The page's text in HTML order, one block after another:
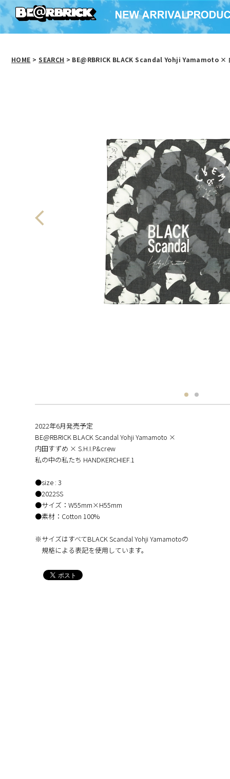
HOME > SEARCH > BE@RBRICK BLACK Scandal Yohji Yamamoto ×
2022年6月発売予定
BE@RBRICK BLACK Scandal Yohji Yamamoto ×
内田すずめ × S.H.I.P&crew
私の中の私たち HANDKERCHIEF.1
●size : 3
●2022SS
●サイズ：W55mm×H55mm
●素材：Cotton 100%
※サイズはすべてBLACK Scandal Yohji Yamamotoの
規格による表記を使用しています。